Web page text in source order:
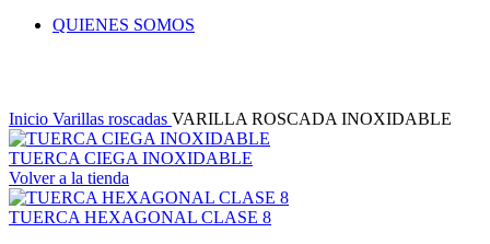
QUIENES SOMOS
Inicio Varillas roscadas VARILLA ROSCADA INOXIDABLE
TUERCA CIEGA INOXIDABLE
Volver a la tienda
TUERCA HEXAGONAL CLASE 8